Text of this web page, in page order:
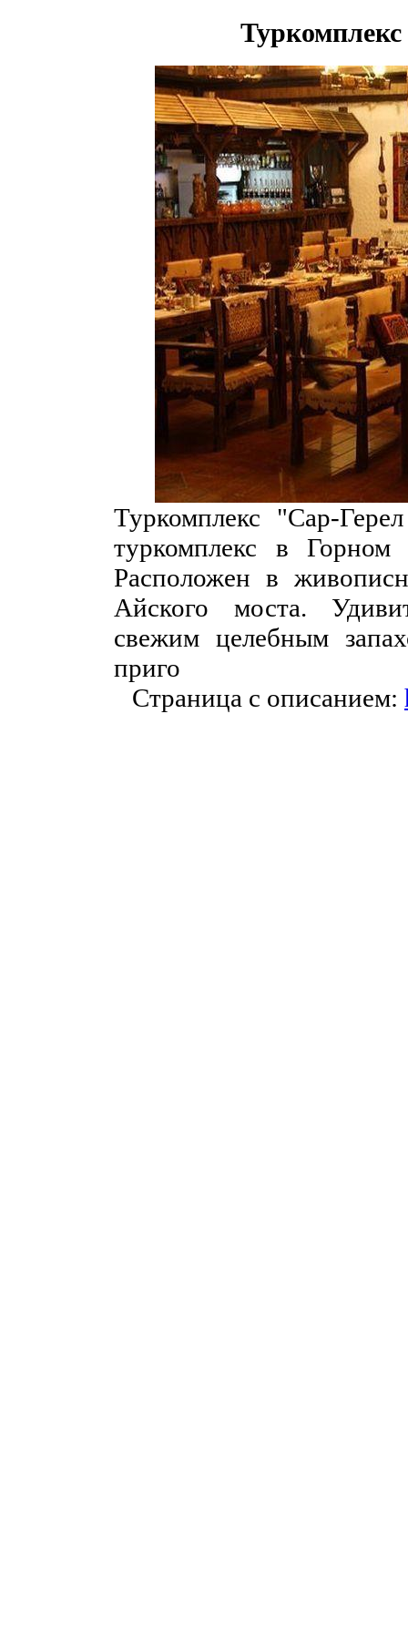
Туркомплекс "Сар-
туркомплекс в
Расположен в
Айского моста.
свежим целебным
приго
Страница с описанием: